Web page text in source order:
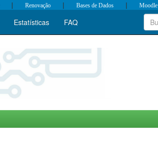
| Renovação | Bases de Dados | Moodle
Estatísticas FAQ